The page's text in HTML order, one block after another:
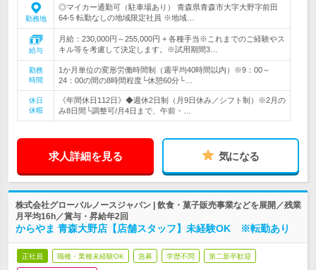
勤務地
◎マイカー通勤可（駐車場あり） 青森県青森市大字大野字前田
64-5 転勤なしの地域限定社員 ※地域…
給与
月給：230,000円～255,000円 + 各種手当※これまでのご経験やス
キル等を考慮して決定します。※試用期間3…
勤務
時間
1か月単位の変形労働時間制（週平均40時間以内）※9：00～
24：00の間の8時間程度└休憩60分└…
休日
休暇
《年間休日112日》◆週休2日制（月9日休み／シフト制）※2月の
み8日間└調整可/月4日まで、午前・…
求人詳細を見る 気になる
株式会社グローバルノースジャパン | 飲食・菓子販売事業などを展開／残業
月平均16h／賞与・昇給年2回
からやま 青森大野店【店舗スタッフ】未経験OK ※転勤あり
正社員 職種・業種未経験OK 急募 学歴不問 第二新卒歓迎